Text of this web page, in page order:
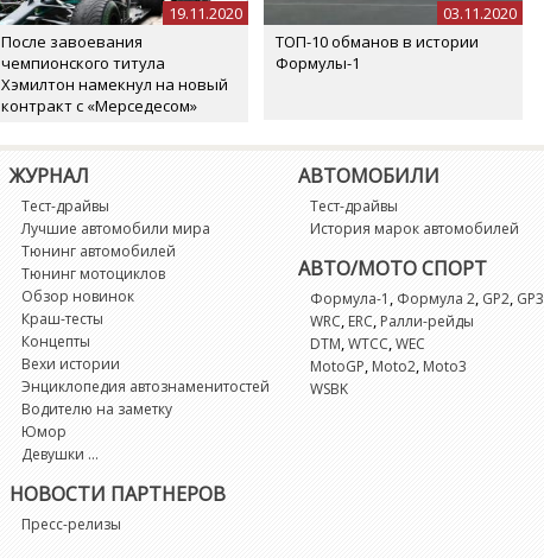
После завоевания
чемпионского титула
Хэмилтон намекнул на новый
контракт с «Мерседесом»
19.11.2020
ТОП-10 обманов в истории
Формулы-1
03.11.2020
ЖУРНАЛ
Тест-драйвы
Лучшие автомобили мира
Тюнинг автомобилей
Тюнинг мотоциклов
Обзор новинок
Краш-тесты
Концепты
Вехи истории
Энциклопедия автознаменитостей
Водителю на заметку
Юмор
Девушки ...
НОВОСТИ ПАРТНЕРОВ
Пресс-релизы
АВТОМОБИЛИ
Тест-драйвы
История марок автомобилей
АВТО/МОТО СПОРТ
Формула-1 , Формула 2, GP2, GP3
WRC,ERC,Ралли-рейды
DTM,WTCC,WEC
MotoGP,Moto2,Moto3
WSBK